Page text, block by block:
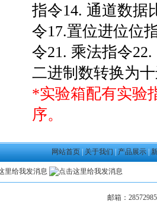
指令14. 通道数据
令17.置位进位位
令21. 乘法指令
二进制数转换为
*实验箱配有实验
序。
网站首页 关于我们 产品展示
邮箱：